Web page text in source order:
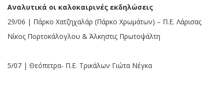
Αναλυτικά οι καλοκαιρινές εκδηλώσεις
29/06 | Πάρκο Χατζηχαλάρ (Πάρκο Χρωμάτων) – Π.Ε. Λάρισας
Νίκος Πορτοκάλογλου & Άλκηστις Πρωτοψάλτη
5/07 | Θεόπετρα- Π.Ε. Τρικάλων Γιώτα Νέγκα